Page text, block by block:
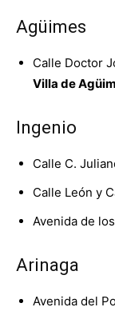
Agüimes
Calle Doctor
Villa de
Ingenio
Calle C.
Calle León y
Avenida de
Arinaga
Avenida del